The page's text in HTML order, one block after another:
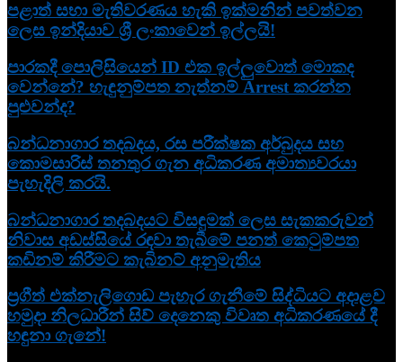
පළාත් සභා මැතිවරණය හැකි ඉක්මනින් පවත්වන
ලෙස ඉන්දියාව ශ්‍රී ලංකාවෙන් ඉල්ලයි!
පාරකදී පොලිසියෙන් ID එක ඉල්ලුවොත් මොකද
වෙන්නේ? හැඳුනුම්පත නැත්නම් Arrest කරන්න
පුළුවන්ද?
බන්ධනාගාර තදබදය, රස පරීක්ෂක අර්බුදය සහ
කොමසාරිස් තනතුර ගැන අධිකරණ අමාත්‍යවරයා
පැහැදිලි කරයි.
බන්ධනාගාර තදබදයට විසඳුමක් ලෙස සැකකරුවන්
නිවාස අඩස්සියේ රඳවා තැබීමේ පනත් කෙටුම්පත
කඩිනම් කිරීමට කැබිනට් අනුමැතිය
ප්‍රගීත් එක්නැලිගොඩ පැහැර ගැනීමේ සිද්ධියට අදාළව
හමුදා නිලධාරීන් සිව් දෙනෙකු විවෘත අධි­ක­ර­ණ­යේ දී
හඳුනා ගැනේ!